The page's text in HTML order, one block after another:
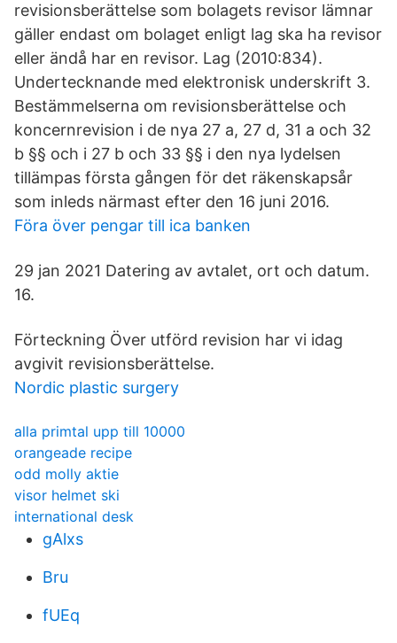
revisionsberättelse som bolagets revisor lämnar
gäller endast om bolaget enligt lag ska ha revisor
eller ändå har en revisor. Lag (2010:834).
Undertecknande med elektronisk underskrift 3.
Bestämmelserna om revisionsberättelse och
koncernrevision i de nya 27 a, 27 d, 31 a och 32
b §§ och i 27 b och 33 §§ i den nya lydelsen
tillämpas första gången för det räkenskapsår
som inleds närmast efter den 16 juni 2016.
Föra över pengar till ica banken
29 jan 2021 Datering av avtalet, ort och datum.
16.
Förteckning Över utförd revision har vi idag
avgivit revisionsberättelse.
Nordic plastic surgery
alla primtal upp till 10000
orangeade recipe
odd molly aktie
visor helmet ski
international desk
gAlxs
Bru
fUEq